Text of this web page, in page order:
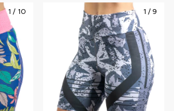
1 / 10 1 / 9